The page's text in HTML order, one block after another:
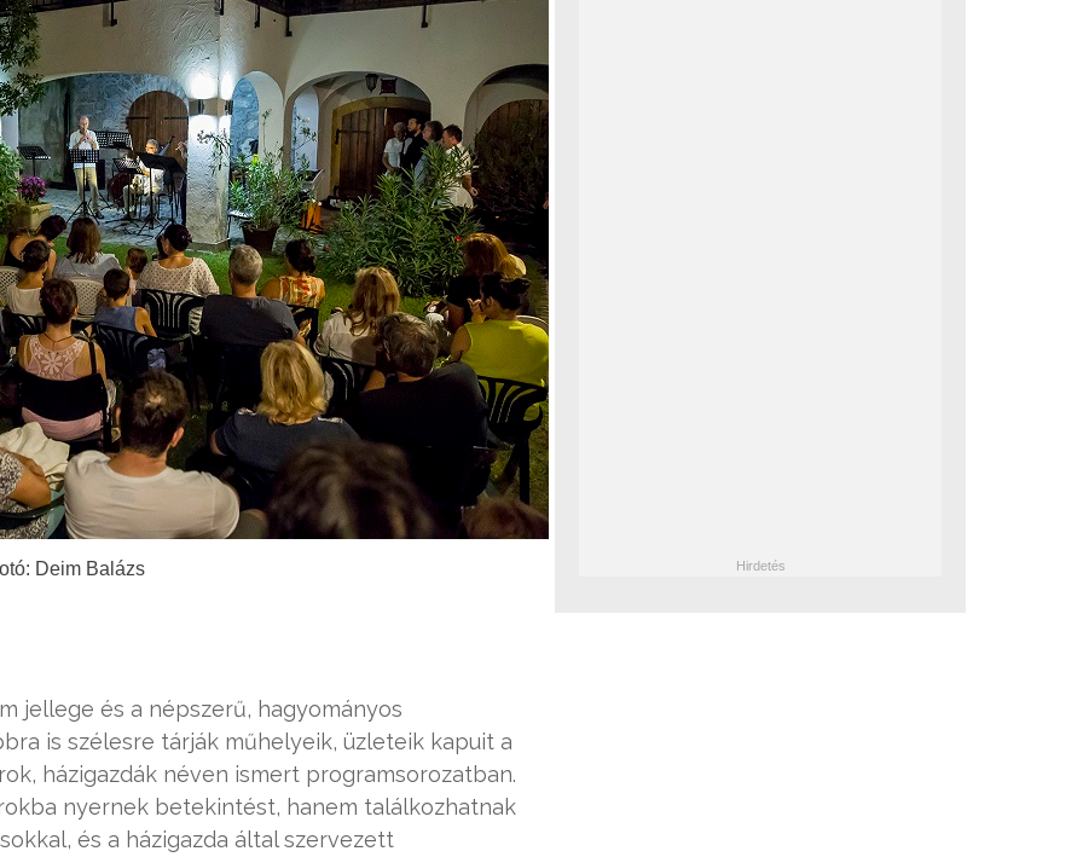
Deim Balázs
jellege és a népszerű, hagyományos
is szélesre tárják műhelyeik, üzleteik kapuit a
házigazdák néven ismert programsorozatban.
nyernek betekintést, hanem találkozhatnak
és a házigazda által szervezett